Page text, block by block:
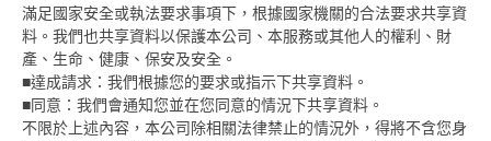
滿足國家安全或執法要求事項下，根據國家機關的合法要求共享資
料。我們也共享資料以保護本公司、本服務或其他人的權利、財
產、生命、健康、保安及安全。
■達成請求：我們根據您的要求或指示下共享資料。
■同意：我們會通知您並在您同意的情況下共享資料。
不限於上述內容，本公司除相關法律禁止的情況外，得將不含您身